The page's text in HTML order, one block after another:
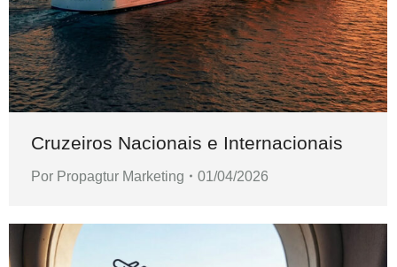
Cruzeiros Nacionais e Internacionais
Por Propagtur Marketing 01/04/2026